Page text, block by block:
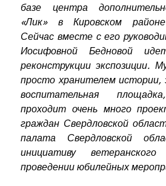
базе центра
«Лик» в Кировском
Сейчас вместе с его
Иосифовной Бедновой
реконструкции экспозиции.
просто хранителем
воспитательная
проходит очень много
граждан Свердловской
палата Свердловской
инициативу
проведении юбилейных